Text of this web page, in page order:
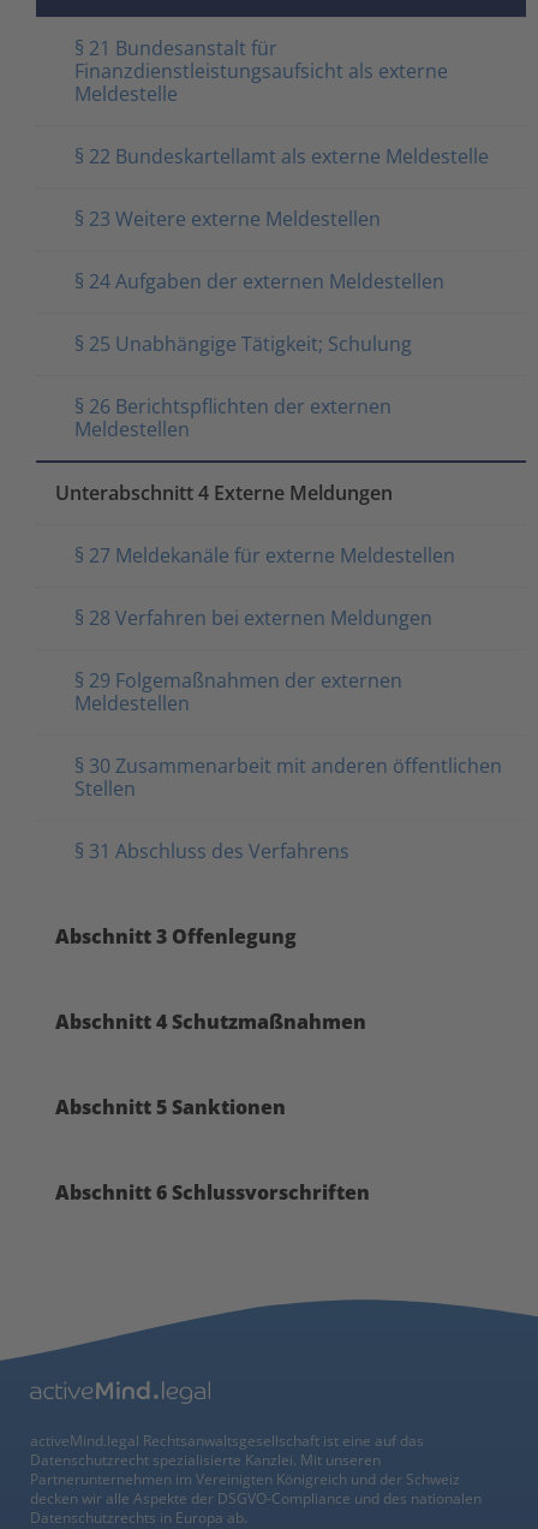
§ 21 Bundesanstalt für
Finanzdienstleistungsaufsicht als externe
Meldestelle
§ 22 Bundeskartellamt als externe Meldestelle
§ 23 Weitere externe Meldestellen
§ 24 Aufgaben der externen Meldestellen
§ 25 Unabhängige Tätigkeit; Schulung
§ 26 Berichtspflichten der externen
Meldestellen
Unterabschnitt 4 Externe Meldungen
§ 27 Meldekanäle für externe Meldestellen
§ 28 Verfahren bei externen Meldungen
§ 29 Folgemaßnahmen der externen
Meldestellen
§ 30 Zusammenarbeit mit anderen öffentlichen
Stellen
§ 31 Abschluss des Verfahrens
Abschnitt 3 Offenlegung
Abschnitt 4 Schutzmaßnahmen
Abschnitt 5 Sanktionen
Abschnitt 6 Schlussvorschriften
activeMind.legal Rechtsanwaltsgesellschaft ist eine auf das
Datenschutzrecht spezialisierte Kanzlei. Mit unseren
Partnerunternehmen im Vereinigten Königreich und der Schweiz
decken wir alle Aspekte der DSGVO-Compliance und des nationalen
Datenschutzrechts in Europa ab.